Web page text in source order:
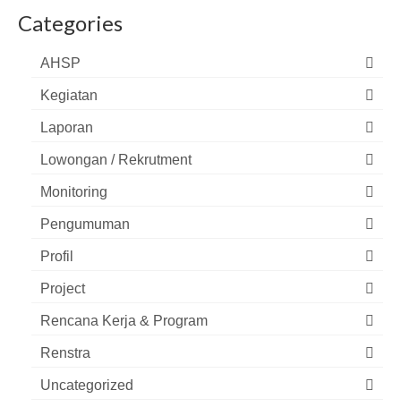
Categories
AHSP
Kegiatan
Laporan
Lowongan / Rekrutment
Monitoring
Pengumuman
Profil
Project
Rencana Kerja & Program
Renstra
Uncategorized